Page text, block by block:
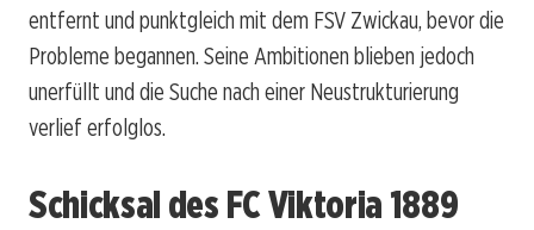
entfernt und punktgleich mit dem FSV Zwickau, bevor die
Probleme begannen. Seine Ambitionen blieben jedoch
unerfüllt und die Suche nach einer Neustrukturierung
verlief erfolglos.
Schicksal des FC Viktoria 1889